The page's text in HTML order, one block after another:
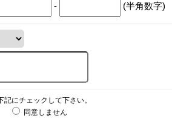
- (半角数字)
にチェックして下さい。
同意しません